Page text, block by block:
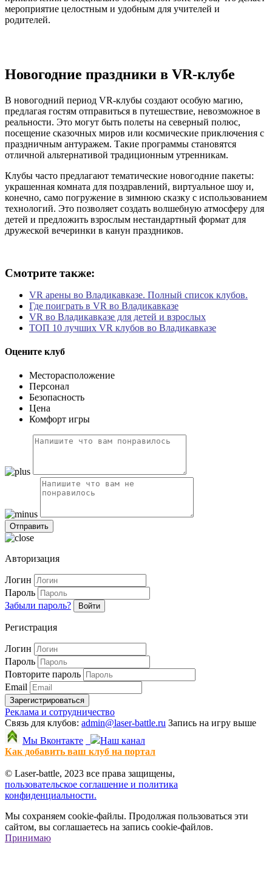
мероприятие целостным и удобным для учителей и
родителей.
Новогодние праздники в VR-клубе
В новогодний период VR-клубы создают особую магию,
предлагая гостям отправиться в путешествие, невозможное в
реальности. Это могут быть полеты на северный полюс,
посещение сказочных миров или космические приключения с
праздничным антуражем. Такие программы становятся
отличной альтернативой традиционным утренникам.
Клубы часто предлагают тематические новогодние пакеты:
украшенная комната для поздравлений, виртуальное шоу и,
конечно, само погружение в зимнюю сказку с использованием
технологий. Это позволяет создать волшебную атмосферу для
детей и предложить взрослым нестандартный формат для
дружеской вечеринки в канун праздников.
Смотрите также:
VR арены во Владикавказе. Полный список клубов.
Где поиграть в VR во Владикавказе
VR во Владикавказе для детей и взрослых
ТОП 10 лучших VR клубов во Владикавказе
Оцените клуб
Месторасположение
Персонал
Безопасность
Цена
Комфорт игры
Авторизация
Логин
Пароль
Забыли пароль?
Войти
Регистрация
Логин
Пароль
Повторите пароль
Email
Зарегистрироваться
Реклама и сотрудничество
Связь для клубов: admin@laser-battle.ru Запись на игру выше
Мы Вконтакте
Наш канал
Как добавить ваш клуб на портал
© Laser-battle, 2023 все права защищены,
пользовательское соглашение и политика
конфиденциальности.
Мы сохраняем cookie-файлы. Продолжая пользоваться эти
сайтом, вы соглашаетесь на запись cookie-файлов.
Принимаю